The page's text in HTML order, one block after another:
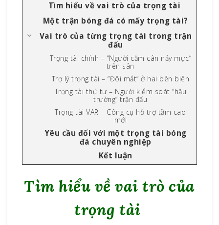
Tìm hiểu về vai trò của trọng tài
Một trận bóng đá có mấy trọng tài?
Vai trò của từng trọng tài trong trận
đấu
Trọng tài chính – “Người cầm cân nảy mực”
trên sân
Trợ lý trọng tài – “Đôi mắt” ở hai bên biên
Trọng tài thứ tư – Người kiểm soát “hậu
trường” trận đấu
Trọng tài VAR – Công cụ hỗ trợ tầm cao
mới
Yêu cầu đối với một trọng tài bóng
đá chuyên nghiệp
Kết luận
Tìm hiểu về vai trò của
trọng tài